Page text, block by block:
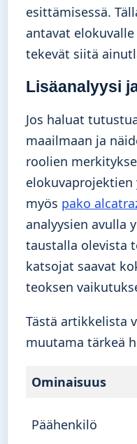
esittämisessä.
antavat
tekevät siitä
Lisäanalyysi
Jos haluat
maailmaan ja
roolien
elokuvaprojektien
myös pako
analyysien avulla
taustalla olevista
katsojat saavat
teoksen
Tästä artikkelista
muutama tärkeä
Ominaisuus
Päähenkilö